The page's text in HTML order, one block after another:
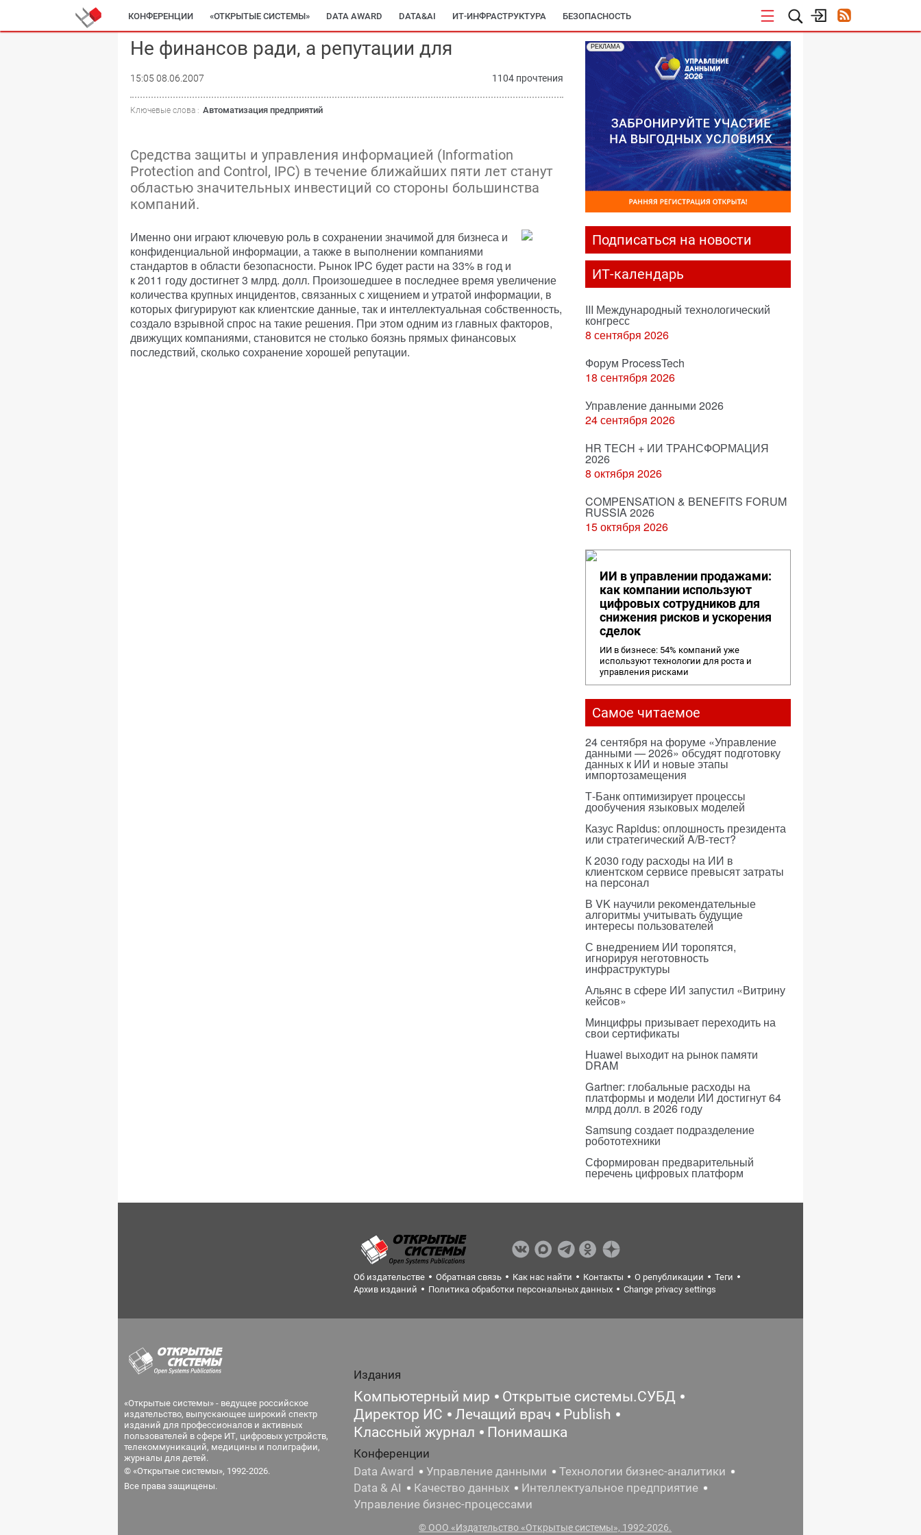
КОНФЕРЕНЦИИ «ОТКРЫТЫЕ СИСТЕМЫ» DATA AWARD DATA&AI ИТ-ИНФРАСТРУКТУРА БЕЗОПАСНОСТЬ
Не финансов ради, а репутации для
15:05 08.06.2007 1104 прочтения
Ключевые слова : Автоматизация предприятий
Средства защиты и управления информацией (Information
Protection and Control, IPC) в течение ближайших пяти лет станут
областью значительных инвестиций со стороны большинства
компаний.
Именно они играют ключевую роль в сохранении значимой для бизнеса и
конфиденциальной информации, а также в выполнении компаниями
стандартов в области безопасности. Рынок IPC будет расти на 33% в год и
к 2011 году достигнет 3 млрд. долл. Произошедшее в последнее время увеличение
количества крупных инцидентов, связанных с хищением и утратой информации, в
которых фигурируют как клиентские данные, так и интеллектуальная собственность,
создало взрывной спрос на такие решения. При этом одним из главных факторов,
движущих компаниями, становится не столько боязнь прямых финансовых
последствий, сколько сохранение хорошей репутации.
РЕКЛАМА
Подписаться на новости
ИТ-календарь
III Международный технологический
конгресс
8 сентября 2026
Форум ProcessTech
18 сентября 2026
Управление данными 2026
24 сентября 2026
HR TECH + ИИ ТРАНСФОРМАЦИЯ
2026
8 октября 2026
COMPENSATION & BENEFITS FORUM
RUSSIA 2026
15 октября 2026
ИИ в управлении продажами:
как компании используют
цифровых сотрудников для
снижения рисков и ускорения
сделок
ИИ в бизнесе: 54% компаний уже
используют технологии для роста и
управления рисками
Самое читаемое
24 сентября на форуме «Управление
данными — 2026» обсудят подготовку
данных к ИИ и новые этапы
импортозамещения
Т-Банк оптимизирует процессы
дообучения языковых моделей
Казус Rapidus: оплошность президента
или стратегический A/B-тест?
К 2030 году расходы на ИИ в
клиентском сервисе превысят затраты
на персонал
В VK научили рекомендательные
алгоритмы учитывать будущие
интересы пользователей
С внедрением ИИ торопятся,
игнорируя неготовность
инфраструктуры
Альянс в сфере ИИ запустил «Витрину
кейсов»
Минцифры призывает переходить на
свои сертификаты
Huawei выходит на рынок памяти
DRAM
Gartner: глобальные расходы на
платформы и модели ИИ достигнут 64
млрд долл. в 2026 году
Samsung создает подразделение
робототехники
Сформирован предварительный
перечень цифровых платформ
Об издательстве Обратная связь Как нас найти Контакты О републикации
Теги
Архив изданий
Политика обработки персональных данных Change privacy settings
«Открытые системы» - ведущее российское
издательство, выпускающее широкий спектр
изданий для профессионалов и активных
пользователей в сфере ИТ, цифровых устройств,
телекоммуникаций, медицины и полиграфии,
журналы для детей.
© «Открытые системы», 1992-2026.
Все права защищены.
Издания
Компьютерный мир
Открытые системы.СУБД
Директор ИС
Лечащий врач
Publish
Классный журнал
Понимашка
Конференции
Data Award
Управление данными
Технологии бизнес-аналитики
Data & AI
Качество данных
Интеллектуальное предприятие
Управление бизнес-процессами
© ООО «Издательство «Открытые системы», 1992-2026.